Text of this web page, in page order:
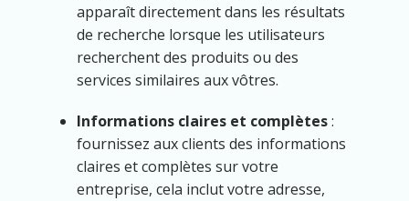
apparaît directement dans les résultats
de recherche lorsque les utilisateurs
recherchent des produits ou des
services similaires aux vôtres.
Informations claires et complètes:
fournissez aux clients des informations
claires et complètes sur votre
entreprise, cela inclut votre adresse,